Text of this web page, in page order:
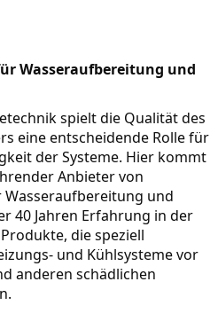
Wasseraufbereitung und
spielt die Qualität des
eine entscheidende Rolle für
der Systeme. Hier kommt
Anbieter von
und
40 Jahren Erfahrung in der
Produkte, die speziell
und Kühlsysteme vor
anderen schädlichen